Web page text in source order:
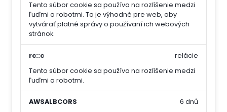
Tento súbor cookie sa používa na rozlíšenie medzi
ľuďmi a robotmi. To je výhodné pre web, aby
vytvárať platné správy o používaní ich webových
stránok.
rc::c
Tento súbor cookie sa používa na rozlíšenie medzi
ľuďmi a robotmi.
relácie
AWSALBCORS
6 dnů